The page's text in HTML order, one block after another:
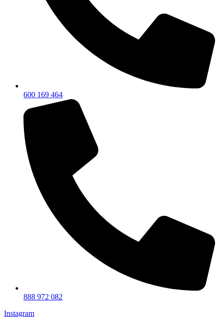
600 169 464
888 972 082
Instagram